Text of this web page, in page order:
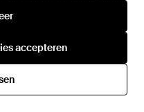
accepteren
accepteren